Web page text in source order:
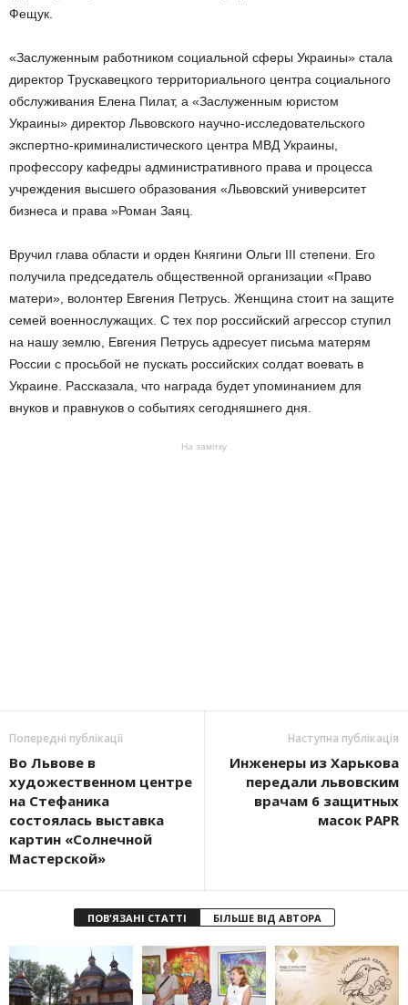
Фещук.
«Заслуженным работником социальной сферы Украины» стала
директор Трускавецкого территориального центра социального
обслуживания Елена Пилат, а «Заслуженным юристом
Украины» директор Львовского научно-исследовательского
экспертно-криминалистического центра МВД Украины,
профессору кафедры административного права и процесса
учреждения высшего образования «Львовский университет
бизнеса и права »Роман Заяц.
Вручил глава области и орден Княгини Ольги III степени. Его
получила председатель общественной организации «Право
матери», волонтер Евгения Петрусь. Женщина стоит на защите
семей военнослужащих. С тех пор российский агрессор ступил
на нашу землю, Евгения Петрусь адресует письма матерям
России с просьбой не пускать российских солдат воевать в
Украине. Рассказала, что награда будет упоминанием для
внуков и правнуков о событиях сегодняшнего дня.
На замітку
Попередні публікації
Во Львове в
художественном центре
на Стефаника
состоялась выставка
картин «Солнечной
Мастерской»
Наступна публікація
Инженеры из Харькова
передали львовским
врачам 6 защитных
масок PAPR
ПОВ'ЯЗАНІ СТАТТІ БІЛЬШЕ ВІД АВТОРА